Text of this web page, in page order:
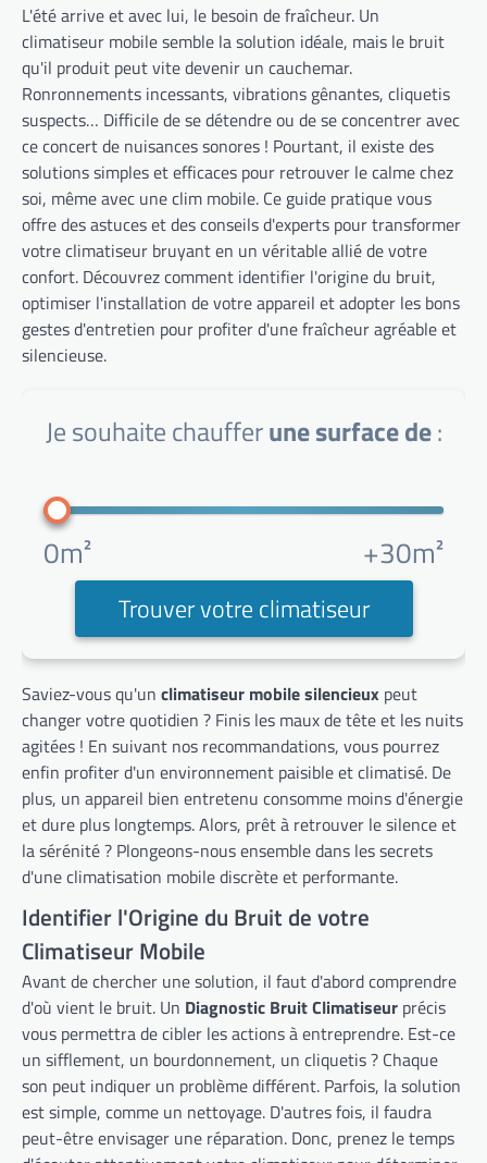
L'été arrive et avec lui, le besoin de fraîcheur. Un
climatiseur mobile semble la solution idéale, mais le bruit
qu'il produit peut vite devenir un cauchemar.
Ronronnements incessants, vibrations gênantes, cliquetis
suspects… Difficile de se détendre ou de se concentrer avec
ce concert de nuisances sonores ! Pourtant, il existe des
solutions simples et efficaces pour retrouver le calme chez
soi, même avec une clim mobile. Ce guide pratique vous
offre des astuces et des conseils d'experts pour transformer
votre climatiseur bruyant en un véritable allié de votre
confort. Découvrez comment identifier l'origine du bruit,
optimiser l'installation de votre appareil et adopter les bons
gestes d'entretien pour profiter d'une fraîcheur agréable et
silencieuse.
Je souhaite chaufferune surface de:
0m² +30m²
Trouver votre climatiseur
Saviez-vous qu'un climatiseur mobile silencieux peut
changer votre quotidien ? Finis les maux de tête et les nuits
agitées ! En suivant nos recommandations, vous pourrez
enfin profiter d'un environnement paisible et climatisé. De
plus, un appareil bien entretenu consomme moins d'énergie
et dure plus longtemps. Alors, prêt à retrouver le silence et
la sérénité ? Plongeons-nous ensemble dans les secrets
d'une climatisation mobile discrète et performante.
Identifier l'Origine du Bruit de votre
Climatiseur Mobile
Avant de chercher une solution, il faut d'abord comprendre
d'où vient le bruit. Un Diagnostic Bruit Climatiseur précis
vous permettra de cibler les actions à entreprendre. Est-ce
un sifflement, un bourdonnement, un cliquetis ? Chaque
son peut indiquer un problème différent. Parfois, la solution
est simple, comme un nettoyage. D'autres fois, il faudra
peut-être envisager une réparation. Donc, prenez le temps